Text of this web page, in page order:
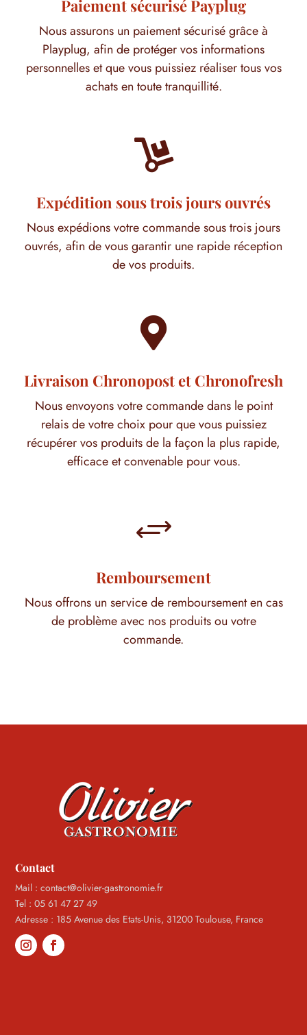
Paiement sécurisé Payplug
Nous assurons un paiement sécurisé grâce à
Playplug, afin de protéger vos informations
personnelles et que vous puissiez réaliser tous vos
achats en toute tranquillité.

Expédition sous trois jours ouvrés
Nous expédions votre commande sous trois jours
ouvrés, afin de vous garantir une rapide réception
de vos produits.

Livraison Chronopost et Chronofresh
Nous envoyons votre commande dans le point
relais de votre choix pour que vous puissiez
récupérer vos produits de la façon la plus rapide,
efficace et convenable pour vous.
+
Remboursement
Nous offrons un service de remboursement en cas
de problème avec nos produits ou votre
commande.
Contact
Mail : contact@olivier-gastronomie.fr
Tel : 05 61 47 27 49
Adresse : 185 Avenue des Etats-Unis, 31200 Toulouse, France